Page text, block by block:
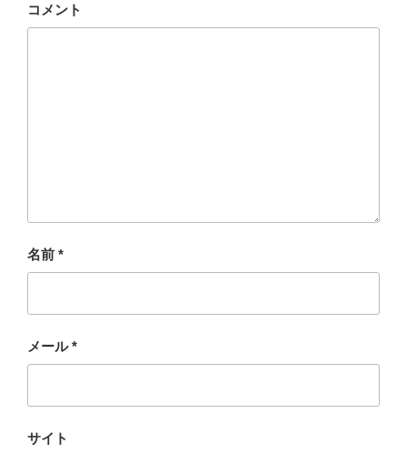
コメント
名前 *
メール*
サイト